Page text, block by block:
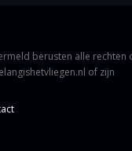
berusten alle rechten
of zijn